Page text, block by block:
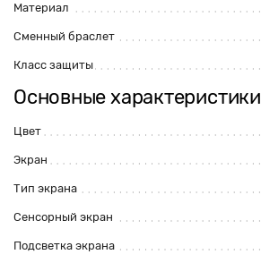
Материал
Сменный браслет
Класс защиты
Основные характеристики
Цвет
Экран
Тип экрана
Сенсорный экран
Подсветка экрана